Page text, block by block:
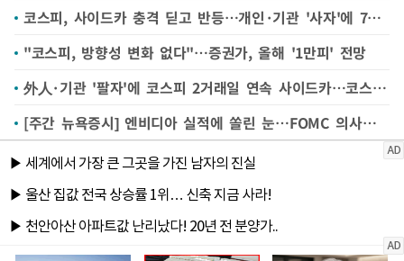
코스피, 사이드카 충격 딛고 반등…개인·기관 '사자'에 7500선 회복(종합)
"코스피, 방향성 변화 없다"…증권가, 올해 '1만피' 전망
外人·기관 '팔자'에 코스피 2거래일 연속 사이드카…코스닥도 4%대 약세
[주간 뉴욕증시] 엔비디아 실적에 쏠린 눈…FOMC 의사록·물가지표 촉각